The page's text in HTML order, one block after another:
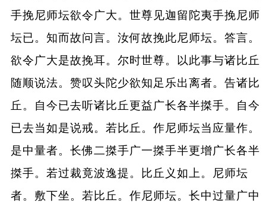
手挽尼师坛欲令广大。世尊见迦留陀夷手挽尼师
坛已。知而故问言。汝何故挽此尼师坛。答言。
欲令广大是故挽耳。尔时世尊。以此事与诸比丘
随顺说法。赞叹头陀少欲知足乐出离者。告诸比
丘。自今已去听诸比丘更益广长各半搩手。自今
已去当如是说戒。若比丘。作尼师坛当应量作。
是中量者。长佛二搩手广一搩手半更增广长各半
搩手。若过裁竟波逸提。比丘义如上。尼师坛
者。敷下坐。若比丘。作尼师坛。长中过量广中